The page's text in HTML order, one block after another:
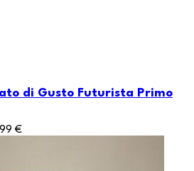
di Gusto Futurista Primo
€